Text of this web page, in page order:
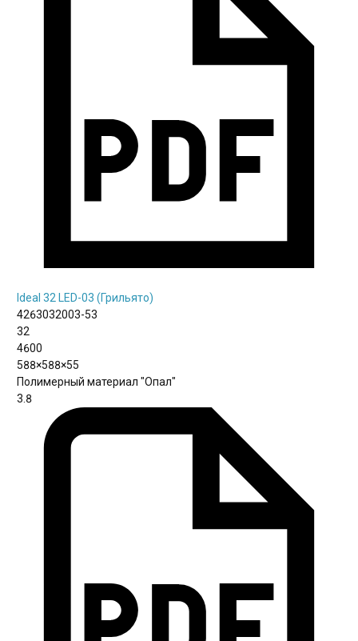
Ideal 32 LED-03 (Грильято)
4263032003-53
32
4600
588×588×55
Полимерный материал "Опал"
3.8